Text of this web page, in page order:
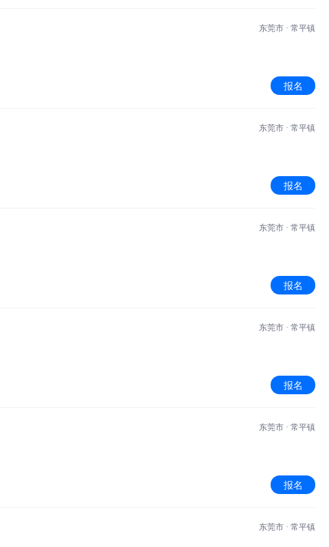
东莞市 · 常平镇
报名
东莞市 · 常平镇
报名
东莞市 · 常平镇
报名
东莞市 · 常平镇
报名
东莞市 · 常平镇
报名
东莞市 · 常平镇